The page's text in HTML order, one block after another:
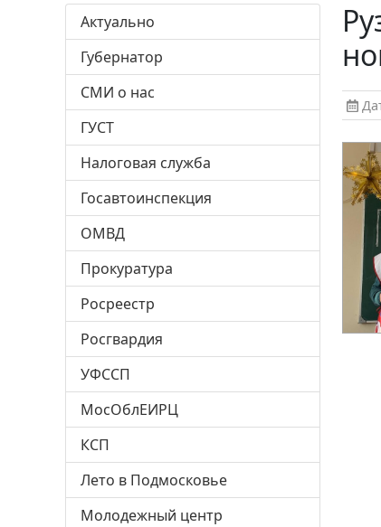
Актуально
Губернатор
СМИ о нас
ГУСТ
Налоговая служба
Госавтоинспекция
ОМВД
Прокуратура
Росреестр
Росгвардия
УФССП
МосОблЕИРЦ
КСП
Лето в Подмосковье
Молодежный центр